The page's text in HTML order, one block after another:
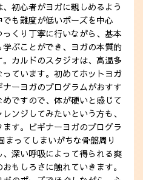
初心者がヨガに親しめるよう
も難度が低いポーズを中心
くり丁寧に行いながら、基本
ぶことができ、ヨガの本質的
カルドのスタジオは、高温多
ています。初めてホットヨガ
ーヨガのプログラムがおすす
ですので、体が硬いと感じて
ンジしてみたいという方も、
す。ビギナーヨガのプログラ
ってしまいがちな骨盤周り
深い呼吸によって得られる爽
もしろさに触れていきます。